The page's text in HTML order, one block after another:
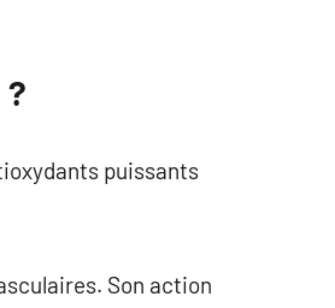
puissants
Son action